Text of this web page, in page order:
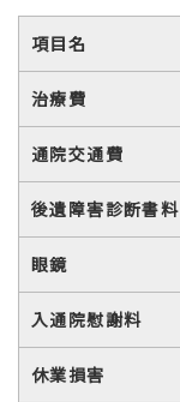
項目名
治療費
通院交通費
後遺障害診断書料
眼鏡
入通院慰謝料
休業損害